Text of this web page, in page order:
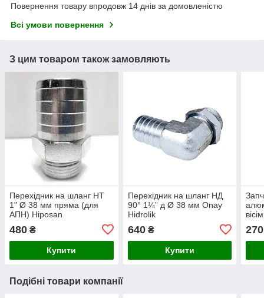
Повернення товару впродовж 14 днів за домовленістю
Всі умови повернення
З цим товаром також замовляють
Перехідник на шланг НТ
1" Ø 38 мм пряма (для
АПН) Hiposan
480 ₴
Купити
Перехідник на шланг НД
90° 1¼” д Ø 38 мм Onay
Hidrolik
640₴
Купити
270
Подібні товари компанії